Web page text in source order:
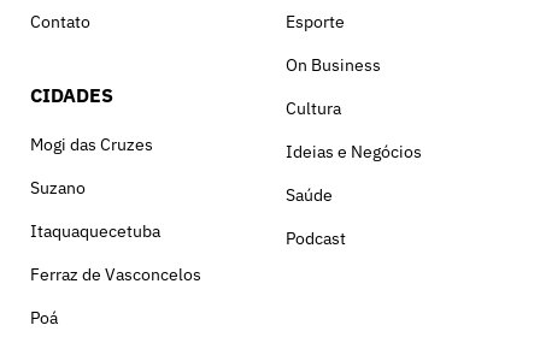
Contato
CIDADES
Mogi das Cruzes
Suzano
Itaquaquecetuba
Ferraz de Vasconcelos
Poá
Esporte
On Business
Cultura
Ideias e Negócios
Saúde
Podcast